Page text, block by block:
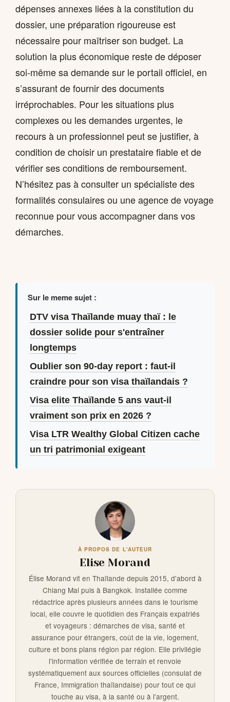
dépenses annexes liées à la constitution du
dossier, une préparation rigoureuse est
nécessaire pour maîtriser son budget. La
solution la plus économique reste de déposer
soi-même sa demande sur le portail officiel, en
s’assurant de fournir des documents
irréprochables. Pour les situations plus
complexes ou les demandes urgentes, le
recours à un professionnel peut se justifier, à
condition de choisir un prestataire fiable et de
vérifier ses conditions de remboursement.
N’hésitez pas à consulter un spécialiste des
formalités consulaires ou une agence de voyage
reconnue pour vous accompagner dans vos
démarches.
Sur le meme sujet :
DTV visa Thaïlande muay thaï : le
dossier solide pour s'entraîner
longtemps
Oublier son 90-day report : faut-il
craindre pour son visa thaïlandais ?
Visa elite Thaïlande 5 ans vaut-il
vraiment son prix en 2026 ?
Visa LTR Wealthy Global Citizen cache
un tri patrimonial exigeant
À PROPOS DE L'AUTEUR
Elise Morand
Élise Morand vit en Thaïlande depuis 2015, d'abord à
Chiang Mai puis à Bangkok. Installée comme
rédactrice après plusieurs années dans le tourisme
local, elle couvre le quotidien des Français expatriés
et voyageurs : démarches de visa, santé et
assurance pour étrangers, coût de la vie, logement,
culture et bons plans région par région. Elle privilégie
l'information vérifiée de terrain et renvoie
systématiquement aux sources officielles (consulat de
France, Immigration thaïlandaise) pour tout ce qui
touche au visa, à la santé ou à l'argent.